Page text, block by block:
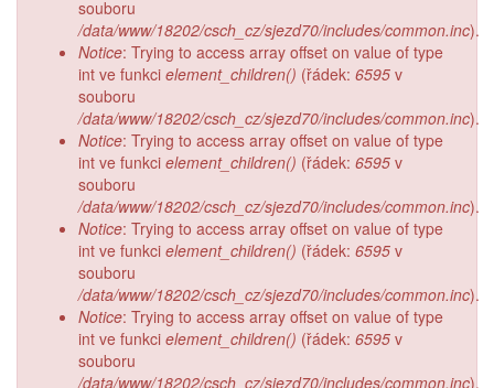
souboru
/data/www/18202/csch_cz/sjezd70/includes/common.inc).
Notice: Trying to access array offset on value of type
int ve funkci element_children() (řádek: 6595 v
souboru
/data/www/18202/csch_cz/sjezd70/includes/common.inc).
Notice: Trying to access array offset on value of type
int ve funkci element_children() (řádek: 6595 v
souboru
/data/www/18202/csch_cz/sjezd70/includes/common.inc).
Notice: Trying to access array offset on value of type
int ve funkci element_children() (řádek: 6595 v
souboru
/data/www/18202/csch_cz/sjezd70/includes/common.inc).
Notice: Trying to access array offset on value of type
int ve funkci element_children() (řádek: 6595 v
souboru
/data/www/18202/csch_cz/sjezd70/includes/common.inc).